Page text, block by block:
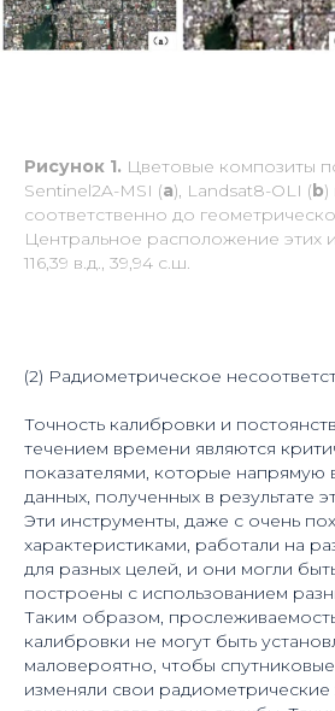
Рисунок 1. Цветовые композиты
Sentinel2A-MSI (a), Landsat8-OLI (b)
соответственно до
Центральное расположение
116,39 в.д., 39,94 с.ш.
(2) Радиометрическое
Точность калибровки и
течением времени являются
показателями, которые напрямую
данных, полученных в результате
Эти инструменты, даже с очень
характеристиками, работали на
для разных целей, и они могли
построены с использованием
Таким образом,
калибровки не могут быть
маловероятно, чтобы
изменяли свои радиометрические